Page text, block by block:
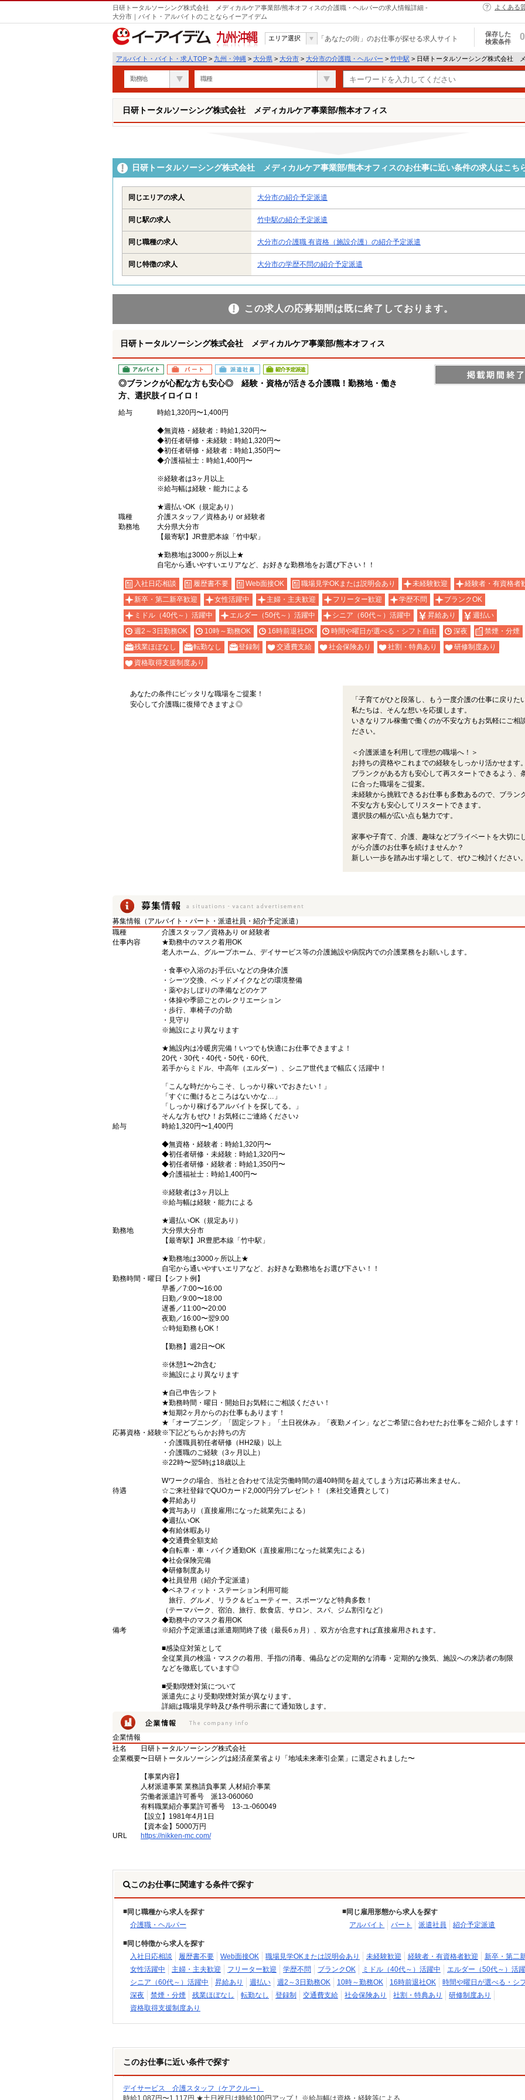
日研トータルソーシング株式会社 メディカルケア事業部/熊本オフィスの介護職・ヘルパーの求人情報詳細 -
大分市｜バイト・アルバイトのことならイーアイデム
よくある
九州・沖縄
エリア選択 「あなたの街」のお仕事が探せる求人サイト
保存した
検索条件
0
アルバイト・バイト・求人TOP > 九州・沖縄 > 大分県 > 大分市 > 大分市の介護職・ヘルパー > 竹中駅 > 日研トータルソーシング株式会社
勤務地 職種
日研トータルソーシング株式会社 メディカルケア事業部/熊本オフィス
日研トータルソーシング株式会社 メディカルケア事業部/熊本オフィスのお仕事に近い条件の求人はこち
同じエリアの求人 大分市の紹介予定派遣
同じ駅の求人 竹中駅の紹介予定派遣
同じ職種の求人 大分市の介護職 有資格（施設介護）の紹介予定派遣
同じ特徴の求人 大分市の学歴不問の紹介予定派遣
この求人の応募期間は既に終了しております。
日研トータルソーシング株式会社 メディカルケア事業部/熊本オフィス
アルバイト パート 派遣社員 紹介予定派遣
◎ブランクが心配な方も安心◎ 経験・資格が活きる介護職！勤務地・働き
方、選択肢イロイロ！
給与 時給1,320円〜1,400円
◆無資格・経験者：時給1,320円〜
◆初任者研修・未経験：時給1,320円〜
◆初任者研修・経験者：時給1,350円〜
◆介護福祉士：時給1,400円〜
※経験者は3ヶ月以上
※給与幅は経験・能力による
★週払いOK（規定あり）
職種
介護スタッフ／資格あり or 経験者
勤務地
大分県大分市
【最寄駅】JR豊肥本線「竹中駅」
★勤務地は3000ヶ所以上★
自宅から通いやすいエリアなど、お好きな勤務地をお選び下さい！！
入社日応相談 履歴書不要 Web面接OK 職場見学OKまたは説明会あり 未経験歓迎
経験者・有資格者
新卒・第二新卒歓迎
女性活躍中 主婦・主夫歓迎 フリーター歓迎 学歴不問
ブランクOK
ミドル（40代～）活躍中
エルダー（50代～）活躍中 シニア（60代～）活躍中 昇給あり
週払い
週2～3日勤務OK
10時～勤務OK 16時前退社OK 時間や曜日が選べる・シフト自由 深夜
禁煙・分煙
残業ほぼなし
転勤なし 登録制 交通費支給 社会保険あり 社割・特典あり
研修制度あり
資格取得支援制度あり
あなたの条件にピッタリな職場をご提案！
安心して介護職に復帰できますよ◎
「子育てがひと段落し、もう一度介護の仕事に戻りたい
私たちは、そんな想いを応援します。
いきなりフル稼働で働くのが不安な方もお気軽にご相
ださい。
＜介護派遣を利用して理想の職場へ！＞
お持ちの資格やこれまでの経験をしっかり活かせます。
ブランクがある方も安心して再スタートできるよう、
に合った職場をご提案。
未経験から挑戦できるお仕事も多数あるので、ブラン
不安な方も安心してリスタートできます。
選択肢の幅が広い点も魅力です。
家事や子育て、介護、趣味などプライベートを大切に
がら介護のお仕事を続けませんか？
新しい一歩を踏み出す場として、ぜひご検討ください。
募集情報（アルバイト・パート・派遣社員・紹介予定派遣）
職種
介護スタッフ／資格あり or 経験者
仕事内容
★勤務中のマスク着用OK
老人ホーム、グループホーム、デイサービス等の介護施設や病院内での介護業務をお願いします。
・食事や入浴のお手伝いなどの身体介護
・シーツ交換、ベッドメイクなどの環境整備
・薬やおしぼりの準備などのケア
・体操や季節ごとのレクリエーション
・歩行、車椅子の介助
・見守り
※施設により異なります
★施設内は冷暖房完備！いつでも快適にお仕事できますよ！
20代・30代・40代・50代・60代、
若手からミドル、中高年（エルダー）、シニア世代まで幅広く活躍中！
「こんな時だからこそ、しっかり稼いでおきたい！」
「すぐに働けるところはないかな…」
「しっかり稼げるアルバイトを探してる。」
そんな方もぜひ！お気軽にご連絡ください♪
給与
時給1,320円〜1,400円
◆無資格・経験者：時給1,320円〜
◆初任者研修・未経験：時給1,320円〜
◆初任者研修・経験者：時給1,350円〜
◆介護福祉士：時給1,400円〜
※経験者は3ヶ月以上
※給与幅は経験・能力による
★週払いOK（規定あり）
勤務地
大分県大分市
【最寄駅】JR豊肥本線「竹中駅」
★勤務地は3000ヶ所以上★
自宅から通いやすいエリアなど、お好きな勤務地をお選び下さい！！
勤務時間・曜日
【シフト例】
早番／7:00〜16:00
日勤／9:00〜18:00
遅番／11:00〜20:00
夜勤／16:00〜翌9:00
☆時短勤務もOK！
【勤務】週2日〜OK
※休憩1〜2h含む
※施設により異なります
★自己申告シフト
★勤務時間・曜日・開始日お気軽にご相談ください！
★短期2ヶ月からのお仕事もあります！
★「オープニング」「固定シフト」「土日祝休み」「夜勤メイン」などご希望に合わせたお仕事をご紹介します！
応募資格・経験※下記どちらかお持ちの方
・介護職員初任者研修（HH2級）以上
・介護職のご経験（3ヶ月以上）
※22時〜翌5時は18歳以上
Wワークの場合、当社と合わせて法定労働時間の週40時間を超えてしまう方は応募出来ません。
待遇
☆ご来社登録でQUOカード2,000円分プレゼント！（来社交通費として）
◆昇給あり
◆賞与あり（直接雇用になった就業先による）
◆週払いOK
◆有給休暇あり
◆交通費全額支給
◆自転車・車・バイク通勤OK（直接雇用になった就業先による）
◆社会保険完備
◆研修制度あり
◆社員登用（紹介予定派遣）
◆ベネフィット・ステーション利用可能
旅行、グルメ、リラク＆ビューティー、スポーツなど特典多数！
（テーマパーク、宿泊、旅行、飲食店、サロン、スパ、ジム割引など）
◆勤務中のマスク着用OK
備考
※紹介予定派遣は派遣期間終了後（最長6ヵ月）、双方が合意すれば直接雇用されます。
■感染症対策として
全従業員の検温・マスクの着用、手指の消毒、備品などの定期的な消毒・定期的な換気、施設への来訪者の制限
などを徹底しています◎
■受動喫煙対策について
派遣先により受動喫煙対策が異なります。
詳細は職場見学時及び条件明示書にて通知致します。
企業情報
社名
日研トータルソーシング株式会社
企業概要〜日研トータルソーシングは経済産業省より「地域未来牽引企業」に選定されました〜
【事業内容】
人材派遣事業 業務請負事業 人材紹介事業
労働者派遣許可番号 派13-060060
有料職業紹介事業許可番号 13-ユ-060049
【設立】1981年4月1日
【資本金】5000万円
URL
https://nikken-mc.com/
このお仕事に関連する条件で探す
同じ職種から求人を探す
介護職・ヘルパー
同じ雇用形態から求人を探す
アルバイト
パート 派遣社員 紹介予定派遣
同じ特徴から求人を探す
入社日応相談
履歴書不要 Web面接OK 職場見学OKまたは説明会あり 未経験歓迎 経験者・有資格者歓迎
新卒・第二
女性活躍中
主婦・主夫歓迎 フリーター歓迎 学歴不問 ブランクOK ミドル（40代～）活躍中
エルダー（50代～）活
シニア（60代～）活躍中
昇給あり 週払い 週2～3日勤務OK 10時～勤務OK 16時前退社OK
時間や曜日が選べる・シ
深夜
禁煙・分煙 残業ほぼなし 転勤なし 登録制 交通費支給 社会保険あり 社割・特典あり
研修制度あり
資格取得支援制度あり
このお仕事に近い条件で探す
デイサービス 介護スタッフ（ケアクルー）
時給1,087円〜1,117円 ★土日祝日は時給100円アップ！ ※給与幅は資格・経験等による